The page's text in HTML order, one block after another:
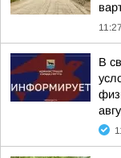
11:27
В